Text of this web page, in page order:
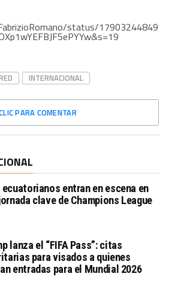
status/17903244849
INTERNACIONAL
PARA COMENTAR
ecuatorianos entran en escena en
clave de Champions League
lanza el “FIFA Pass”: citas
para visados a quienes
entradas para el Mundial 2026